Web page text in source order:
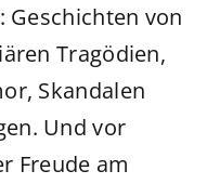
von
Tragödien,
Skandalen
Und vor
Freude am